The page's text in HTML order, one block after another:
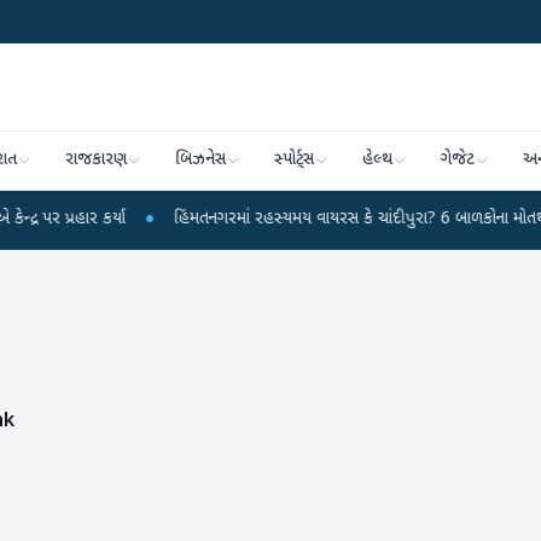
રાજકારણ બિઝનેસ સ્પોર્ટ્સ હેલ્થ ગેજેટ
કર્યા ● હિંમતનગરમાં રહસ્યમય વાયરસ કે ચાંદીપુરા? 6 બાળકોના મોતથી ફફડાટ